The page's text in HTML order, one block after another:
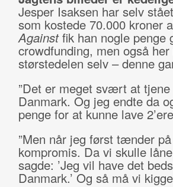
Jesper Isaksen har selv
som kostede 70.000 kroner
Againstfik han nogle penge
crowdfunding, men også
størstedelen selv – denne
”Det er meget svært at
Danmark. Og jeg endte da
penge for at kunne lave
”Men når jeg først tænder
kompromis. Da vi skulle
sagde: ’Jeg vil have det
Danmark.’ Og så må vi